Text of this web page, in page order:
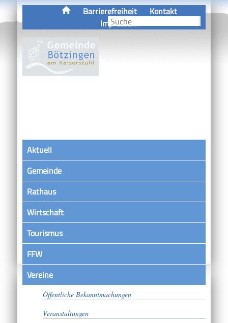
Barrierefreiheit
Kontakt
Impressum
Aktuell
Gemeinde
Rathaus
Wirtschaft
Tourismus
FFW
VereineSatzungen
Öffentliche Bekanntmachungen
Veranstaltungen